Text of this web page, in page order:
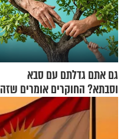
גם אתם גדלתם עם סבא
וסבתא? החוקרים אומרים שזה
מתכון מנצח